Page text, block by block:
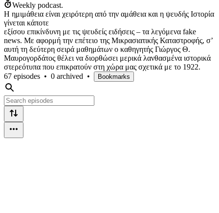
Weekly podcast.
Η ημιμάθεια είναι χειρότερη από την αμάθεια και η ψευδής Ιστορία
γίνεται κάποτε
εξίσου επικίνδυνη με τις ψευδείς ειδήσεις – τα λεγόμενα fake
news. Με αφορμή την επέτειο της Μικρασιατικής Καταστροφής, σ’
αυτή τη δεύτερη σειρά μαθημάτων ο καθηγητής Γιώργος Θ.
Μαυρογορδάτος θέλει να διορθώσει μερικά λανθασμένα ιστορικά
στερεότυπα που επικρατούν στη χώρα μας σχετικά με το 1922.
67 episodes • 0 archived • Bookmarks